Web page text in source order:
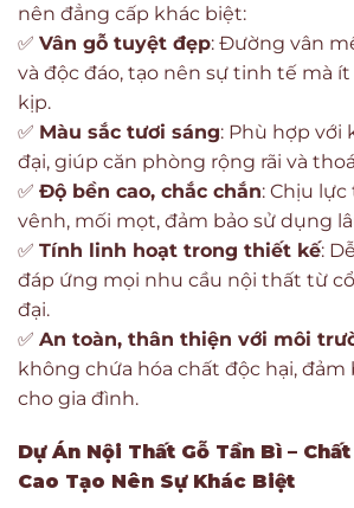
nên đẳng cấp khác biệt:
✅ Vân gỗ tuyệt đẹp: Đường vân
và độc đáo, tạo nên sự tinh tế mà ít
kịp.
✅ Màu sắc tươi sáng: Phù hợp với
đại, giúp căn phòng rộng rãi và
✅ Độ bền cao, chắc chắn: Chịu
vênh, mối mọt, đảm bảo sử dụng
✅ Tính linh hoạt trong thiết kế:
đáp ứng mọi nhu cầu nội thất từ
đại.
✅ An toàn, thân thiện với môi
không chứa hóa chất độc hại, đảm
cho gia đình.
Dự Án Nội Thất Gỗ Tần Bì –
Cao Tạo Nên Sự Khác Biệt